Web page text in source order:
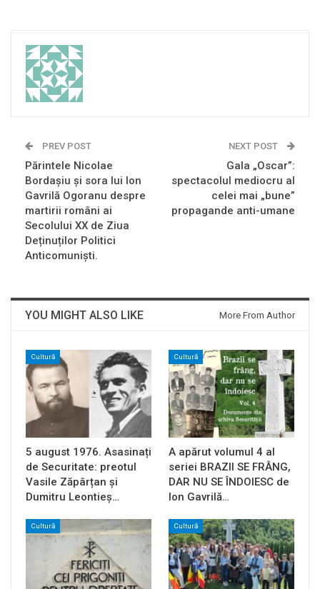
PREV POST
Părintele Nicolae
Bordașiu și sora lui Ion
Gavrilă Ogoranu despre
martirii români ai
Secolului XX de Ziua
Deținuților Politici
Anticomuniști.
NEXT POST
Gala „Oscar”:
spectacolul mediocru al
celei mai „bune”
propagande anti-umane
YOU MIGHT ALSO LIKE More From Author
Cultură
5 august 1976. Asasinați
de Securitate: preotul
Vasile Zăpârțan și
Dumitru Leontieș…
Cultură
A apărut volumul 4 al
seriei BRAZII SE FRÂNG,
DAR NU SE ÎNDOIESC de
Ion Gavrilă…
Cultură Cultură